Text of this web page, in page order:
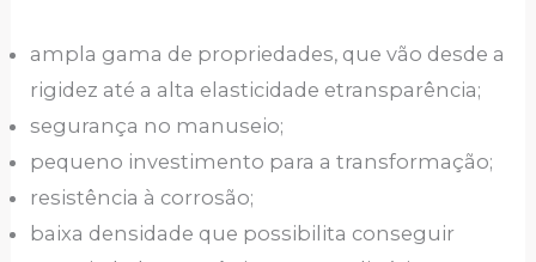
ampla gama de propriedades, que vão desde a
rigidez até a alta elasticidade etransparência;
segurança no manuseio;
pequeno investimento para a transformação;
resistência à corrosão;
baixa densidade que possibilita conseguir